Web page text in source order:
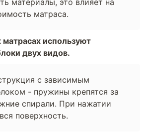
материалы, это влияет на
матраса.
используют
двух видов.
с зависимым
- пружины крепятся за
спирали. При нажатии
поверхность.